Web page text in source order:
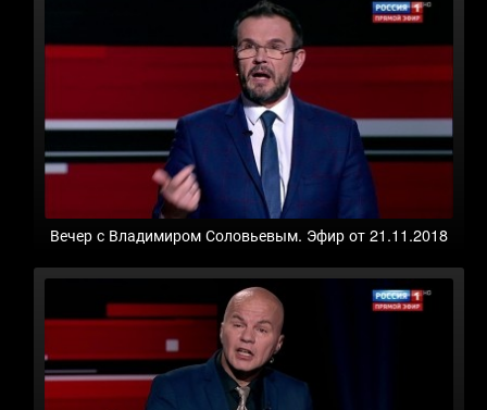
Вечер с Владимиром Соловьевым. Эфир от 21.11.2018